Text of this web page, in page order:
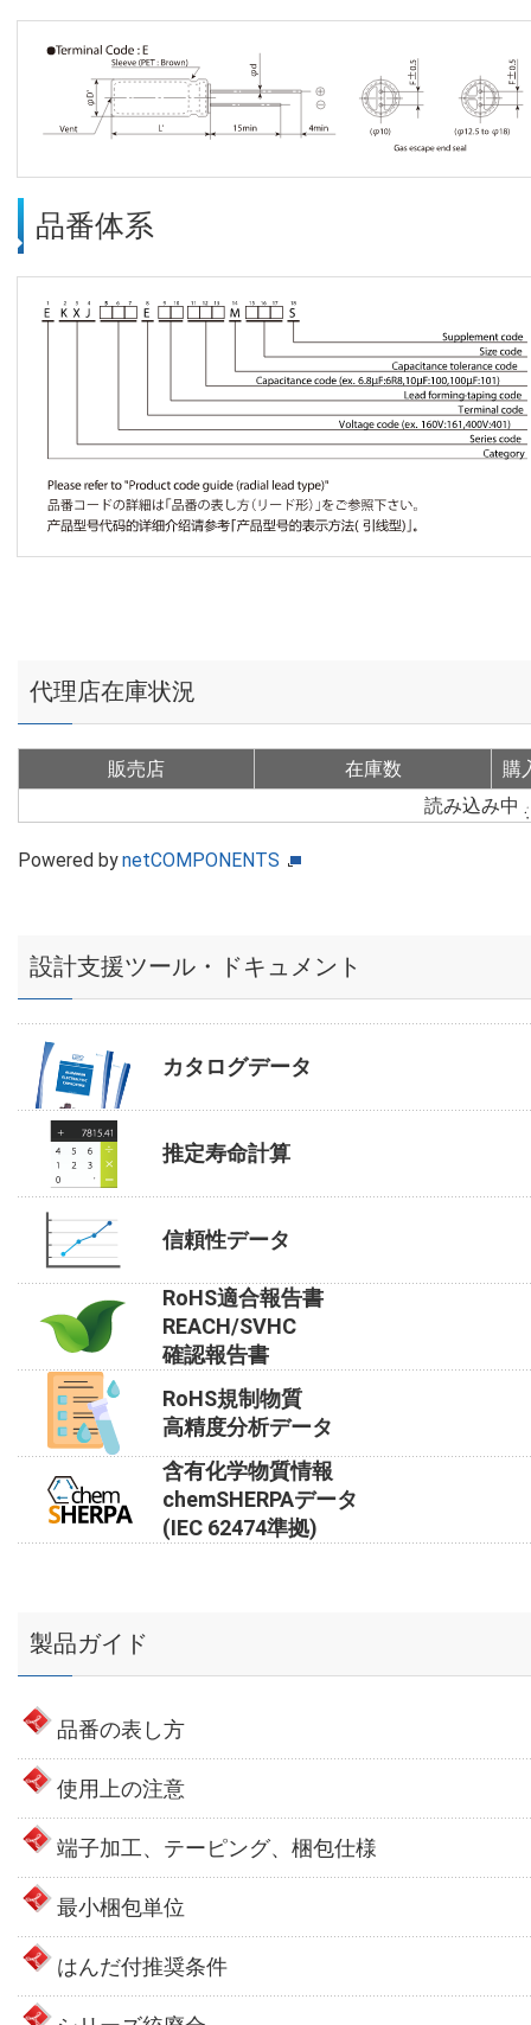
品番体系
代理店在庫状況
販売店 在庫数
購
読み込み中
Powered bynetCOMPONENTS
設計支援ツール・ドキュメント
カタログデータ
推定寿命計算
信頼性データ
RoHS適合報告書
REACH/SVHC
確認報告書
RoHS規制物質
高精度分析データ
含有化学物質情報
chemSHERPAデータ
(IEC 62474準拠)
製品ガイド
品番の表し方
使用上の注意
端子加工、テーピング、梱包仕様
最小梱包単位
はんだ付推奨条件